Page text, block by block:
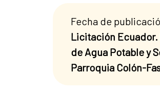
Fecha de
Licitación Ecuador.
de Agua Potable y
Parroquia Colón-